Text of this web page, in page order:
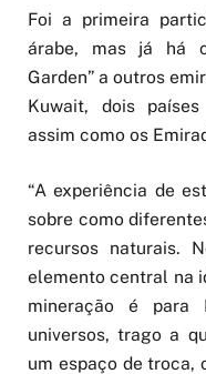
Foi a primeira
árabe, mas já há
Garden” a outros
Kuwait, dois
assim como os
“A experiência de
sobre como
recursos naturais.
elemento central na
mineração é para
universos, trago a
um espaço de troca,